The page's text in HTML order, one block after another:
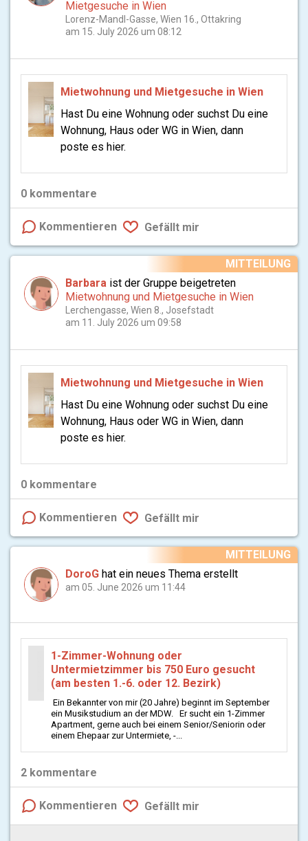
Mietgesuche in Wien
Lorenz-Mandl-Gasse, Wien 16., Ottakring
am 15. July 2026 um 08:12
Mietwohnung und Mietgesuche in Wien
Hast Du eine Wohnung oder suchst Du eine
Wohnung, Haus oder WG in Wien, dann
poste es hier.
0 kommentare
Kommentieren Gefällt mir
MITTEILUNG
Barbara ist der Gruppe beigetreten
Mietwohnung und Mietgesuche in Wien
Lerchengasse, Wien 8., Josefstadt
am 11. July 2026 um 09:58
Mietwohnung und Mietgesuche in Wien
Hast Du eine Wohnung oder suchst Du eine
Wohnung, Haus oder WG in Wien, dann
poste es hier.
0 kommentare
Kommentieren Gefällt mir
MITTEILUNG
DoroG hat ein neues Thema erstellt
am 05. June 2026 um 11:44
1-Zimmer-Wohnung oder
Untermietzimmer bis 750 Euro gesucht
(am besten 1.-6. oder 12. Bezirk)
Ein Bekannter von mir (20 Jahre) beginnt im September
ein Musikstudium an der MDW. Er sucht ein 1-Zimmer
Apartment, gerne auch bei einem Senior/Seniorin oder
einem Ehepaar zur Untermiete, -...
2 kommentare
Kommentieren Gefällt mir